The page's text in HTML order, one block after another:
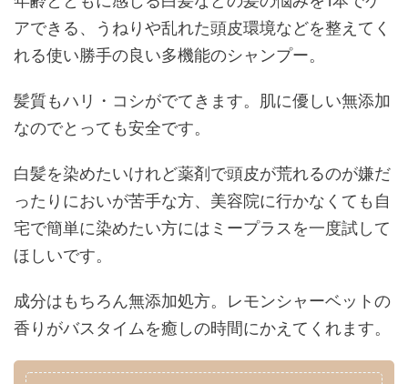
アできる、うねりや乱れた頭皮環境などを整えてく
れる使い勝手の良い多機能のシャンプー。
髪質もハリ・コシがでてきます。肌に優しい無添加
なのでとっても安全です。
白髪を染めたいけれど薬剤で頭皮が荒れるのが嫌だ
ったりにおいが苦手な方、美容院に行かなくても自
宅で簡単に染めたい方にはミープラスを一度試して
ほしいです。
成分はもちろん無添加処方。レモンシャーベットの
香りがバスタイムを癒しの時間にかえてくれます。